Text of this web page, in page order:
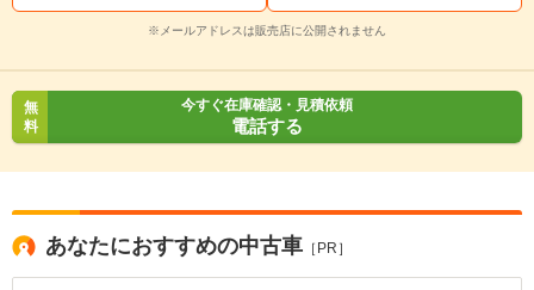
※メールアドレスは販売店に公開されません
無
料
今すぐ在庫確認・見積依頼
電話する
あなたにおすすめの中古車 ［PR］